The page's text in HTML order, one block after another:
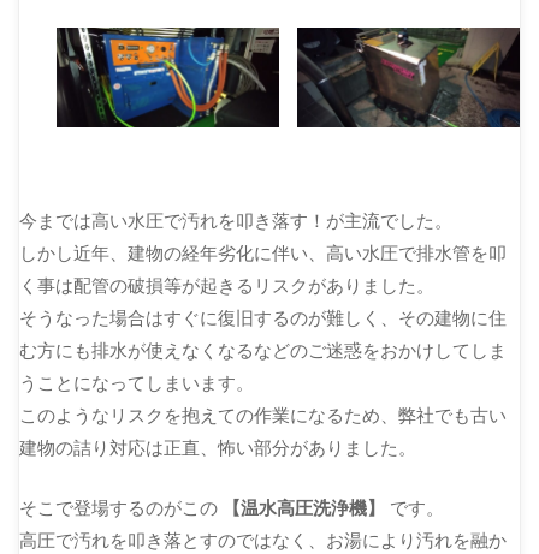
今までは高い水圧で汚れを叩き落す！が主流でした。
しかし近年、建物の経年劣化に伴い、高い水圧で排水管を叩
く事は配管の破損等が起きるリスクがありました。
そうなった場合はすぐに復旧するのが難しく、その建物に住
む方にも排水が使えなくなるなどのご迷惑をおかけしてしま
うことになってしまいます。
このようなリスクを抱えての作業になるため、弊社でも古い
建物の詰り対応は正直、怖い部分がありました。
そこで登場するのがこの 【温水高圧洗浄機】
です。
高圧で汚れを叩き落とすのではなく、お湯により汚れを融か